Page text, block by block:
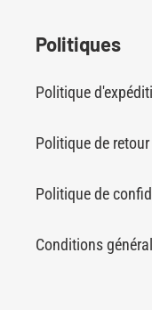
Politiques
Politique
Politique de retour
Politique de
Conditions